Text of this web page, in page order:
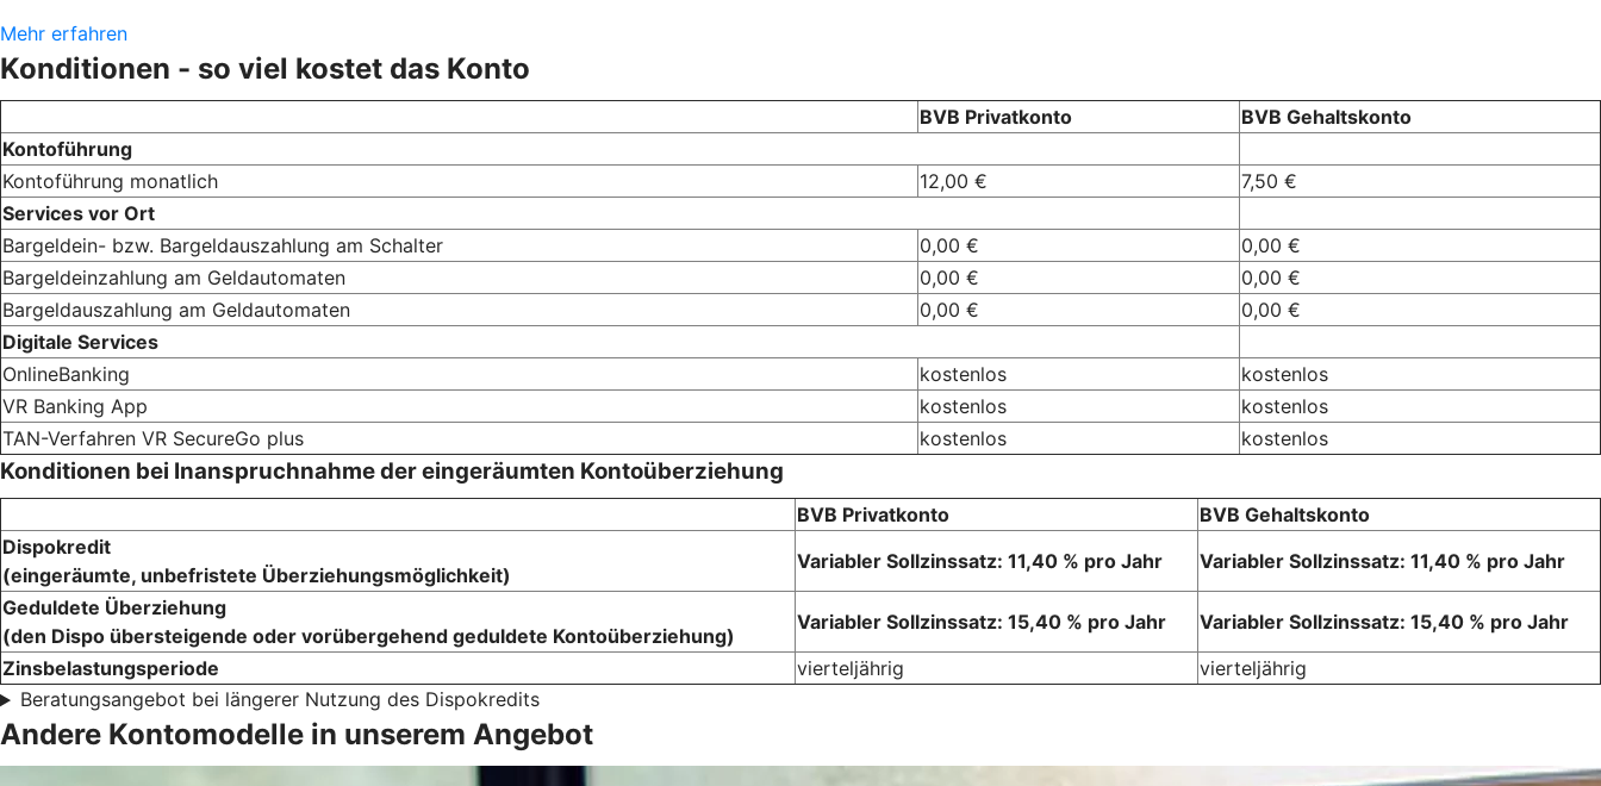
Mehr erfahren
Konditionen - so viel kostet das Konto
BVB Privatkonto
BVB Gehaltskonto
Kontoführung
Kontoführung monatlich
12,00 €
7,50 €
Services vor Ort
Bargeldein- bzw. Bargeldauszahlung am Schalter
0,00 €
0,00 €
Bargeldeinzahlung am Geldautomaten
0,00 €
0,00 €
Bargeldauszahlung am Geldautomaten
0,00 €
0,00 €
Digitale Services
OnlineBanking
kostenlos
kostenlos
VR Banking App
kostenlos
kostenlos
TAN-Verfahren VR SecureGo plus
kostenlos kostenlos
Konditionen bei Inanspruchnahme der eingeräumten Kontoüberziehung
BVB Privatkonto
BVB Gehaltskonto
Dispokredit
(eingeräumte, unbefristete Überziehungsmöglichkeit)
Variabler Sollzinssatz: 11,40 % pro Jahr
Variabler Sollzinssatz: 11,40 % pro Jahr
Geduldete Überziehung
(den Dispo übersteigende oder vorübergehend geduldete Kontoüberziehung)
Variabler Sollzinssatz: 15,40 % pro Jahr
Variabler Sollzinssatz: 15,40 % pro Jahr
Zinsbelastungsperiode
vierteljährig
vierteljährig
Beratungsangebot bei längerer Nutzung des Dispokredits
Andere Kontomodelle in unserem Angebot